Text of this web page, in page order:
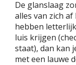
De glanslaag
alles van zich
hebben
luis krijgen
staat), dan kan
met een lauwe